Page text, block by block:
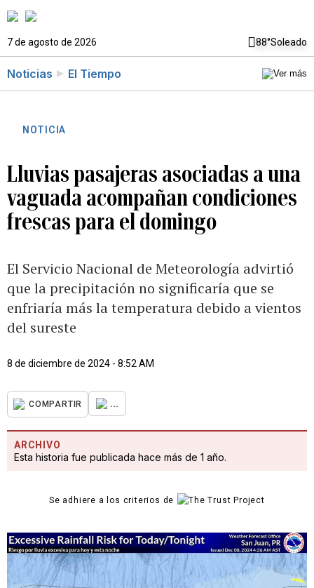
7 de agosto de 2026 88°Soleado
Noticias El Tiempo
NOTICIA
Lluvias pasajeras asociadas a una
vaguada acompañan condiciones
frescas para el domingo
El Servicio Nacional de Meteorología advirtió
que la precipitación no significaría que se
enfriaría más la temperatura debido a vientos
del sureste
8 de diciembre de 2024 - 8:52 AM
COMPARTIR ...
ARCHIVO
Esta historia fue publicada hace más de 1 año.
Se adhiere a los criterios de